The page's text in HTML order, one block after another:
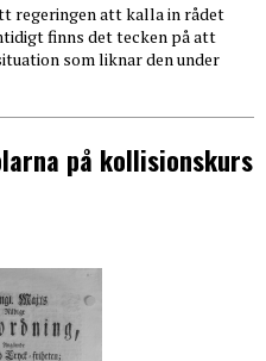
regeringen att kalla in rådet
finns det tecken på att
som liknar den under
på kollisionskurs